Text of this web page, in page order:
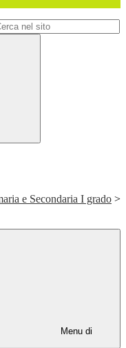
e Secondaria I grado >
Menu di